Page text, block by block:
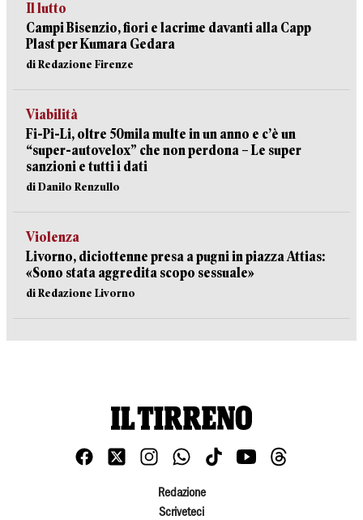
Il lutto
Campi Bisenzio, fiori e lacrime davanti alla Capp
Plast per Kumara Gedara
di Redazione Firenze
Viabilità
Fi-Pi-Li, oltre 50mila multe in un anno e c’è un
“super-autovelox” che non perdona – Le super
sanzioni e tutti i dati
di Danilo Renzullo
Violenza
Livorno, diciottenne presa a pugni in piazza Attias:
«Sono stata aggredita scopo sessuale»
di Redazione Livorno
Redazione
Scriveteci